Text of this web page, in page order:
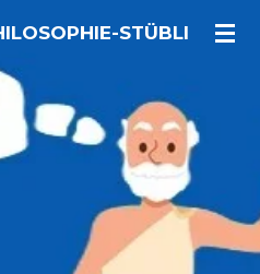
STÜBLI